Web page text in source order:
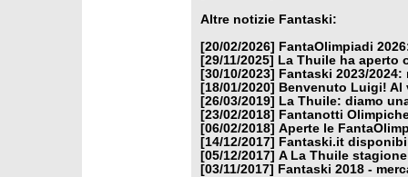
Altre notizie Fantaski:
[20/02/2026]
FantaOlimpiadi
[29/11/2025]
La Thuile ha aperto
[30/10/2023]
Fantaski 2023/
[18/01/2020]
Benvenuto Luigi! Al
[26/03/2019]
La Thuile: diamo
[23/02/2018]
Fantanotti
[06/02/2018] Aperte le
[14/12/2017]
Fantaski.it
[05/12/2017] A La Thuile
[03/11/2017]
Fantaski 2018 -